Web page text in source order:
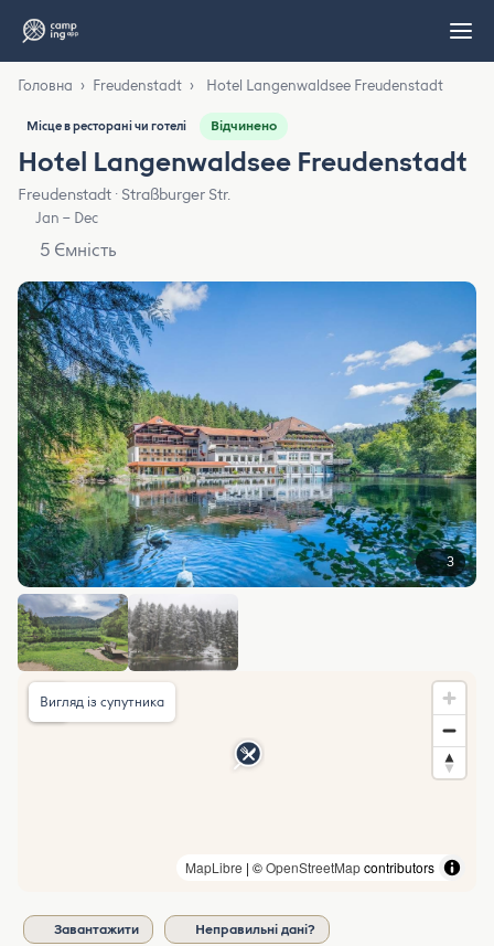
Головна › Freudenstadt › Hotel Langenwaldsee Freudenstadt
Місце в ресторані чи готелі Відчинено
Hotel Langenwaldsee Freudenstadt
Freudenstadt · Straßburger Str.
Jan – Dec
5 Ємність
3
MapLibre | ©OpenStreetMapcontributors
Вигляд із супутника
Завантажити Неправильні дані?